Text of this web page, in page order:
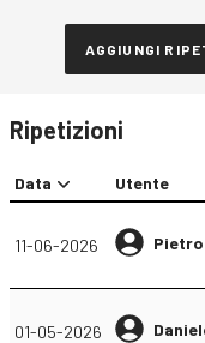
AGGIUNGI
Ripetizioni
Data Utente
11-06-2026
01-05-2026